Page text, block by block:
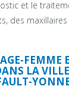
et le
des
FEMME
LA